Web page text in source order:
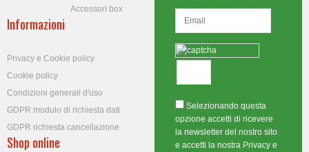
Accessori box
Informazioni
Privacy e Cookie policy
Cookie policy
Condizioni generali d'uso
GDPR modulo di richiesta dati
GDPR richiesta cancellazione
Shop online
Selezionando questa
opzione accetti di ricevere
la newsletter del nostro sito
e accetti la nostra Privacy e